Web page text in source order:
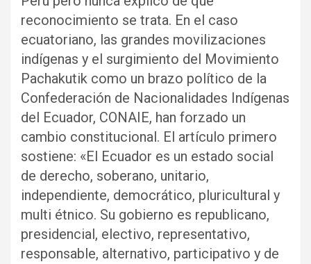
reconocimiento se trata. En el caso
ecuatoriano, las grandes movilizaciones
indígenas y el surgimiento del Movimiento
Pachakutik como un brazo político de la
Confederación de Nacionalidades Indígenas
del Ecuador, CONAIE, han forzado un
cambio constitucional. El artículo primero
sostiene: «El Ecuador es un estado social
de derecho, soberano, unitario,
independiente, democrático, pluricultural y
multi étnico. Su gobierno es republicano,
presidencial, electivo, representativo,
responsable, alternativo, participativo y de